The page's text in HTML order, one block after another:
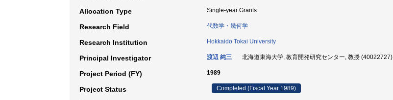
Allocation Type Single-year Grants
Research Field 代数学・幾何学
Research Institution Hokkaido Tokai University
Principal Investigator 渡辺 純三 北海道東海大学, 教育開発研究センター, 教授 (40022727)
Project Period (FY) 1989
Project Status Completed (Fiscal Year 1989)